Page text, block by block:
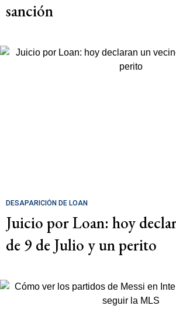
sanción
DESAPARICIÓN DE LOAN
Juicio por Loan: hoy
de 9 de Julio y un perito